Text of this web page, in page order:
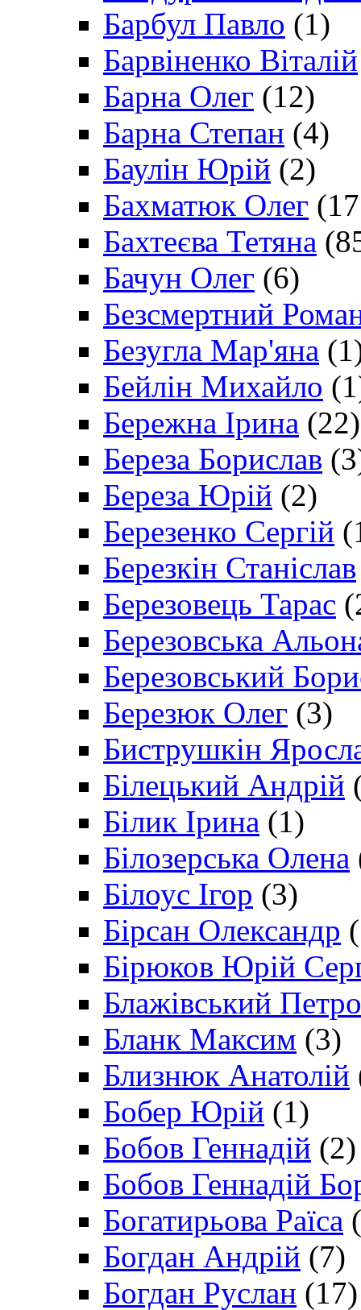
Барбул Павло (1)
Барвіненко Віталій
Барна Олег (12)
Барна Степан (4)
Баулін Юрій (2)
Бахматюк Олег
Бахтеєва Тетяна
Бачун Олег (6)
Безсмертний
Безугла Мар'яна
Бейлін Михайло
Бережна Ірина (22)
Береза Борислав
Береза Юрій (2)
Березенко Сергій
Березкін Станіслав
Березовець Тарас
Березовська
Березовський
Березюк Олег (3)
Биструшкін
Білецький Андрій
Білик Ірина (1)
Білозерська Олена
Білоус Ігор (3)
Бірсан Олександр
Бірюков Юрій
Блажівський Петро
Бланк Максим (3)
Близнюк Анатолій
Бобер Юрій (1)
Бобов Геннадій (2)
Бобов Геннадій
Богатирьова Раїса
Богдан Андрій (7)
Богдан Руслан (17)